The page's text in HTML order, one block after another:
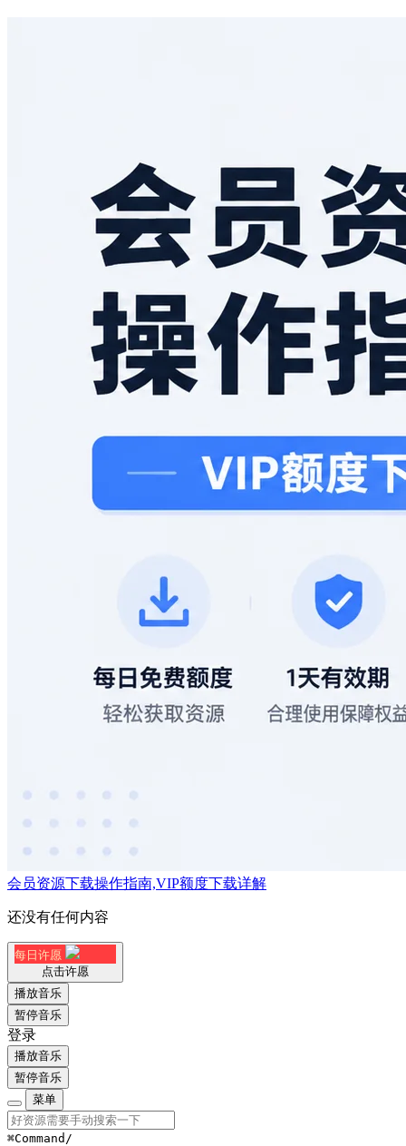
会员资源下载操作指南,VIP额度下载详解
还没有任何内容
每日许愿
点击许愿
播放音乐
暂停音乐
登录
播放音乐
暂停音乐
菜单
⌘Command /